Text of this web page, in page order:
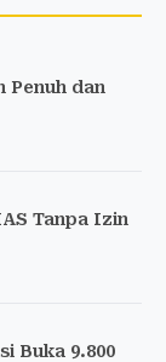
Penuh dan
Tanpa Izin
Buka 9.800